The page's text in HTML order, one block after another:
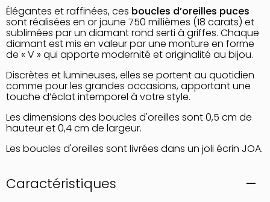
Élégantes et raffinées, ces boucles d’oreilles puces
sont réalisées en or jaune 750 millièmes (18 carats) et
sublimées par un diamant rond serti à griffes. Chaque
diamant est mis en valeur par une monture en forme
de « V » qui apporte modernité et originalité au bijou.
Discrètes et lumineuses, elles se portent au quotidien
comme pour les grandes occasions, apportant une
touche d’éclat intemporel à votre style.
Les dimensions des boucles d'oreilles sont 0,5 cm de
hauteur et 0,4 cm de largeur.
Les boucles d'oreilles sont livrées dans un joli écrin JOA.
Caractéristiques